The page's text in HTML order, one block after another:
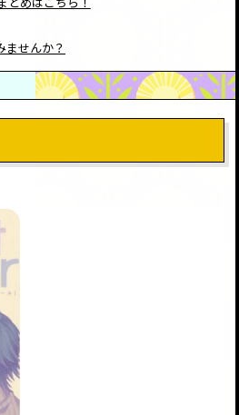
ませんか？